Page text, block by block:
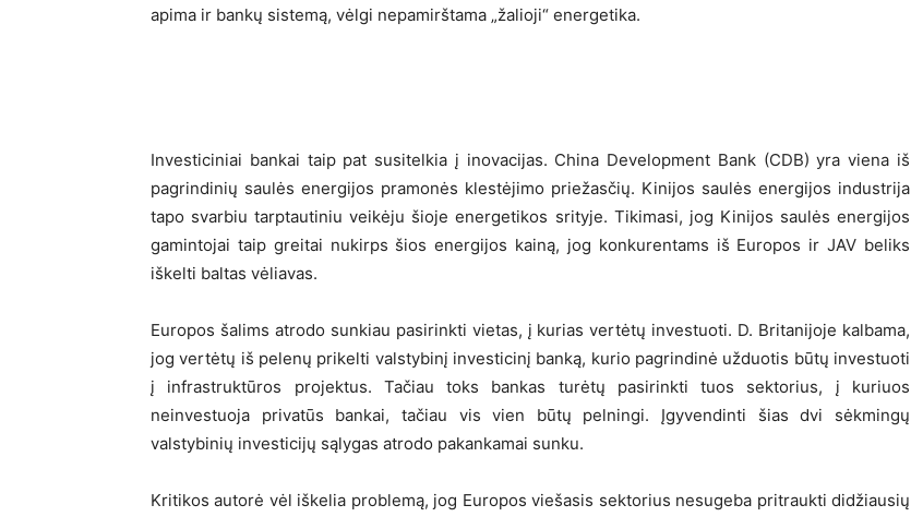
apima ir bankų sistemą, vėlgi nepamirštama „žalioji“ energetika.
Investiciniai bankai taip pat susitelkia į inovacijas. China Development Bank (CDB) yra viena iš
pagrindinių saulės energijos pramonės klestėjimo priežasčių. Kinijos saulės energijos industrija
tapo svarbiu tarptautiniu veikėju šioje energetikos srityje. Tikimasi, jog Kinijos saulės energijos
gamintojai taip greitai nukirps šios energijos kainą, jog konkurentams iš Europos ir JAV beliks
iškelti baltas vėliavas.
Europos šalims atrodo sunkiau pasirinkti vietas, į kurias vertėtų investuoti. D. Britanijoje kalbama,
jog vertėtų iš pelenų prikelti valstybinį investicinį banką, kurio pagrindinė užduotis būtų investuoti
į infrastruktūros projektus. Tačiau toks bankas turėtų pasirinkti tuos sektorius, į kuriuos
neinvestuoja privatūs bankai, tačiau vis vien būtų pelningi. Įgyvendinti šias dvi sėkmingų
valstybinių investicijų sąlygas atrodo pakankamai sunku.
Kritikos autorė vėl iškelia problemą, jog Europos viešasis sektorius nesugeba pritraukti didžiausių